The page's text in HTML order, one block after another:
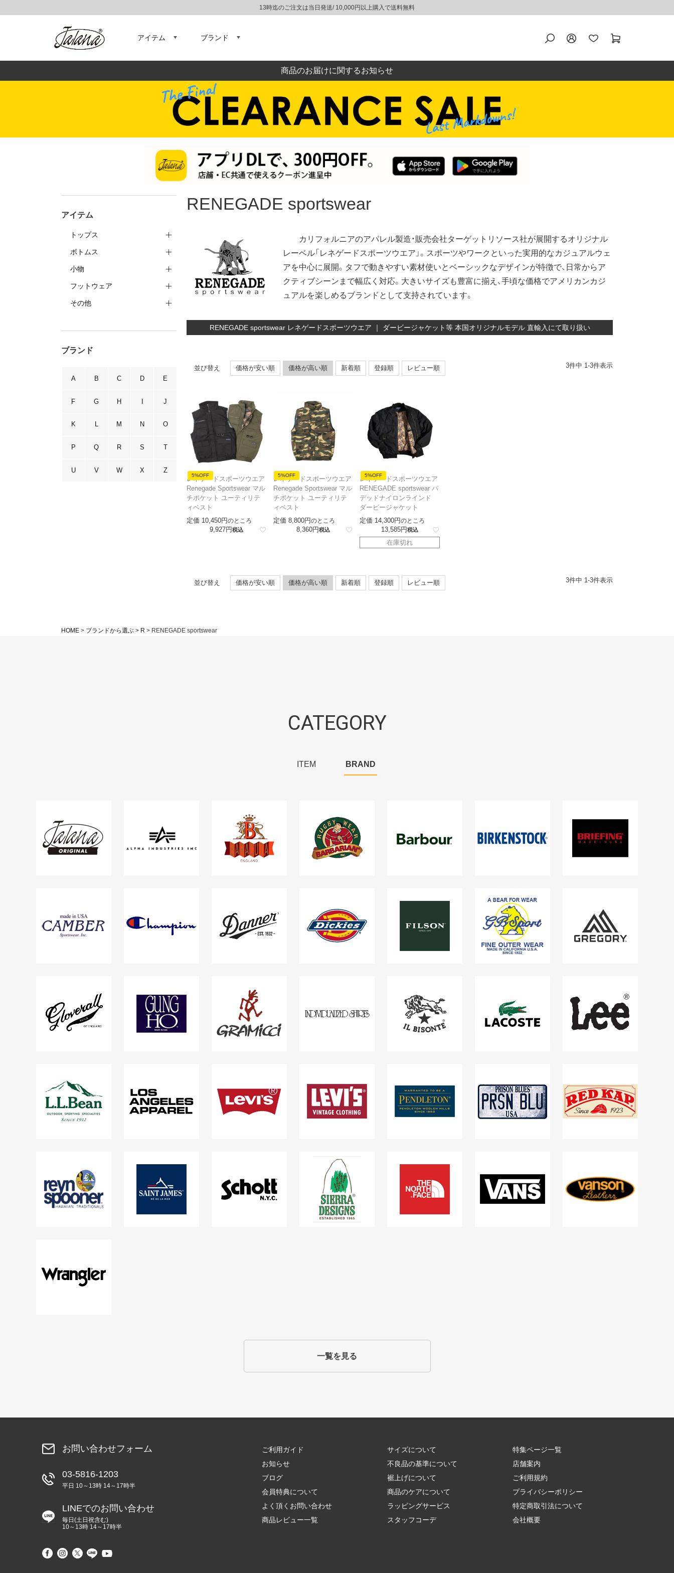
13時迄のご注文は当日発送/ 10,000円以上購入で送料無料
アイテム ブランド
商品のお届けに関するお知らせ
アイテム
トップス
ボトムス
小物
フットウェア
その他
ブランド
A B C D E
F G H I J
K L M N O
P Q R S T
U V W X Z
RENEGADE sportswear
カリフォルニアのアパレル製造・販売会社ターゲットリソース社が展開するオリジナル
レーベル「レネゲードスポーツウエア」。スポーツやワークといった実用的なカジュアルウェ
アを中心に展開。タフで動きやすい素材使いとベーシックなデザインが特徴で、日常からア
クティブシーンまで幅広く対応。大きいサイズも豊富に揃え、手頃な価格でアメリカンカジ
ュアルを楽しめるブランドとして支持されています。
RENEGADE sportswear レネゲードスポーツウエア ｜ ダービージャケット等 本国オリジナルモデル 直輸入にて取り扱い
並び替え 価格が安い順 価格が高い順 新着順 登録順 レビュー順 3件中 1-3件表示
5%OFF
レネゲードスポーツウエア
Renegade Sportswear マル
チポケット ユーティリテ
ィベスト
定価 10,450 のところ
9,927 税込
5%OFF
レネゲードスポーツウエア
Renegade Sportswear マル
チポケット ユーティリテ
ィベスト
定価 8,800 のところ
8,360 税込
5%OFF
レネゲードスポーツウエア
RENEGADE sportswear パ
デッドナイロンラインド
ダービージャケット
定価 14,300 のところ
13,585 税込
在庫切れ
並び替え 価格が安い順 価格が高い順 新着順 登録順 レビュー順 3件中 1 -3件表示
HOME ブランドから選ぶ R RENEGADE sportswear
CATEGORY
ITEM BRAND
一覧を見る
お問い合わせフォーム
03-5816-1203
平日 10～13時 14～17時半
LINEでのお問い合わせ
毎日(土日祝含む)
10～13時 14～17時半
ご利用ガイド
お知らせ
ブログ
会員特典について
よく頂くお問い合わせ
商品レビュー一覧
サイズについて
不良品の基準について
裾上げについて
商品のケアについて
ラッピングサービス
スタッフコーデ
特集ページ一覧
店舗案内
ご利用規約
プライバシーポリシー
特定商取引法について
会社概要